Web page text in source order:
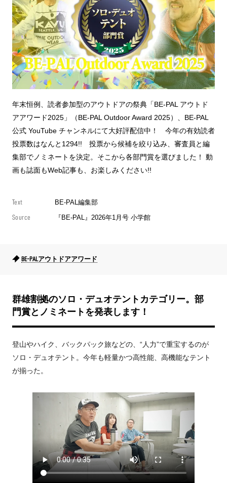
年末恒例、読者参加型のアウトドアの祭典「BE-PAL アウトド
アアワード2025」（BE-PAL Outdoor Award 2025）、BE-PAL
公式 YouTube チャンネルにて大好評配信中！ 今年の有効読者
投票数はなんと1294!! 投票から候補を絞り込み、審査員と編
集部でノミネートを決定。そこから各部門賞を選びました！ 動
画も誌面もWeb記事も、お楽しみください!!
Text BE-PAL編集部
Source 『BE-PAL』2026年1月号 小学館
BE-PALアウトドアアワード
群雄割拠のソロ・デュオテントカテゴリー。部
門賞とノミネートを発表します！
登山やハイク、バックパック旅などの、“人力”で重宝するのが
ソロ・デュオテント。今年も軽量かつ高性能、高機能なテント
が揃った。